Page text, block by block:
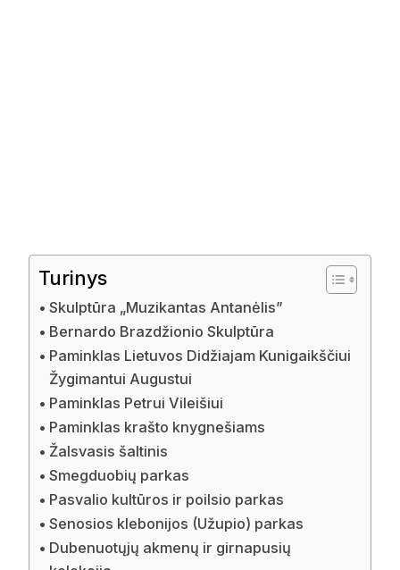
Turinys
Skulptūra „Muzikantas Antanėlis”
Bernardo Brazdžionio Skulptūra
Paminklas Lietuvos Didžiajam Kunigaikščiui
Žygimantui Augustui
Paminklas Petrui Vileišiui
Paminklas krašto knygnešiams
Žalsvasis šaltinis
Smegduobių parkas
Pasvalio kultūros ir poilsio parkas
Senosios klebonijos (Užupio) parkas
Dubenuotųjų akmenų ir girnapusių